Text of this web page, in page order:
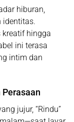
hiburan,
identitas.
hingga
ini terasa
intim dan
jujur, “Rindu”